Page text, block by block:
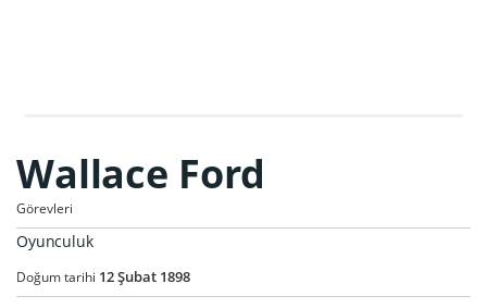
Wallace Ford
Görevleri
Oyunculuk
Doğum tarihi 12Şubat 1898